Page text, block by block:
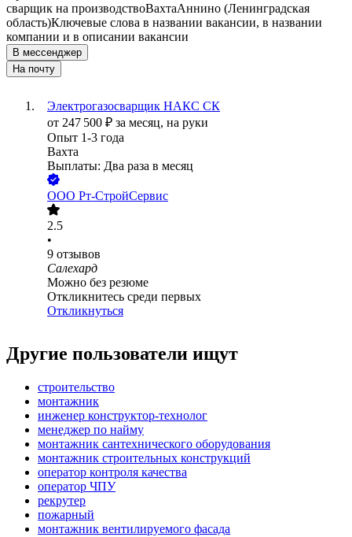
сварщик на производствоВахтаАннино (Ленинградская
область)Ключевые слова в названии вакансии, в названии
компании и в описании вакансии
В мессенджер
На почту
Электрогазосварщик НАКС СК
от 247 500 ₽ за месяц, на руки
Опыт 1-3 года
Вахта
Выплаты: Два раза в месяц
ООО Рт-СтройСервис
2.5
•
9 отзывов
Салехард
Можно без резюме
Откликнитесь среди первых
Откликнуться
Другие пользователи ищут
строительство
монтажник
инженер конструктор-технолог
менеджер по найму
монтажник сантехнического оборудования
монтажник строительных конструкций
оператор контроля качества
оператор ЧПУ
рекрутер
пожарный
монтажник вентилируемого фасада